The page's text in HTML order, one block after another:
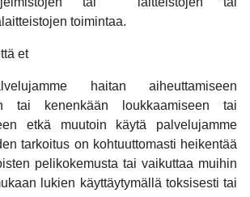
toimintaa.
et
haitan aiheuttamiseen
tai kenenkään loukkaamiseen tai
etkä muutoin käytä palvelujamme
tarkoitus on kohtuuttomasti heikentää
pelikokemusta tai vaikuttaa muihin
lukien käyttäytymällä toksisesti tai